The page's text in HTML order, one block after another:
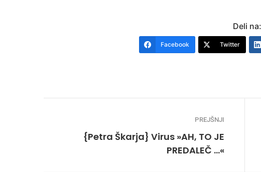
Deli na:
Facebook Twitter
PREJŠNJI
{Petra Škarja} Virus »AH, TO JE
PREDALEČ …«